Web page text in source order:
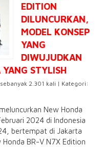
EDITION
DILUNCURKAN,
MODEL KONSEP
YANG
DIWUJUDKAN
STYLISH
2.301 kali | Kategori:
New Honda
2024 di Indonesia
bertempat di Jakarta
BR-V N7X Edition